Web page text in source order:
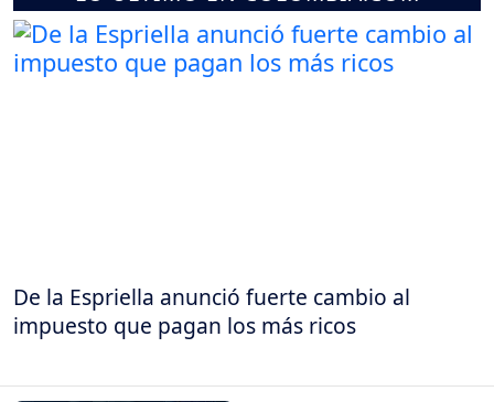
De la Espriella anunció fuerte cambio al
impuesto que pagan los más ricos